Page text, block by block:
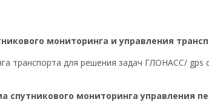
мониторинга и управления
транспорта для решения задач ГЛОНАСС/
спутникового мониторинга управления